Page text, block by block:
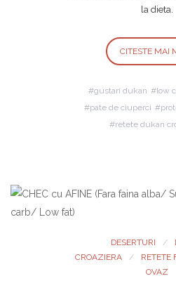
la dieta.
CITESTE MAI
gustari dukan low
pate de ciuperci
retete dukan
DESERTURI
CROAZIERA
RETETE
OVAZ